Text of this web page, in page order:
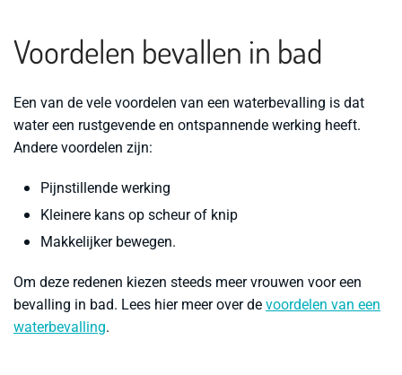
Voordelen bevallen in bad
Een van de vele voordelen van een waterbevalling is dat
water een rustgevende en ontspannende werking heeft.
Andere voordelen zijn:
Pijnstillende werking
Kleinere kans op scheur of knip
Makkelijker bewegen.
Om deze redenen kiezen steeds meer vrouwen voor een
bevalling in bad. Lees hier meer over de voordelen van een
waterbevalling.